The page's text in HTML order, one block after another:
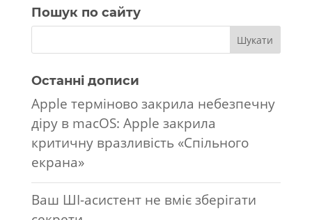
Пошук по сайту
Останні дописи
Apple терміново закрила небезпечну
діру в macOS: Apple закрила
критичну вразливість «Спільного
екрана»
Ваш ШІ-асистент не вміє зберігати